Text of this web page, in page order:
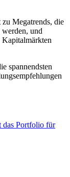
Megatrends, die
und
Kapitalmärkten
spannendsten
das Portfolio für